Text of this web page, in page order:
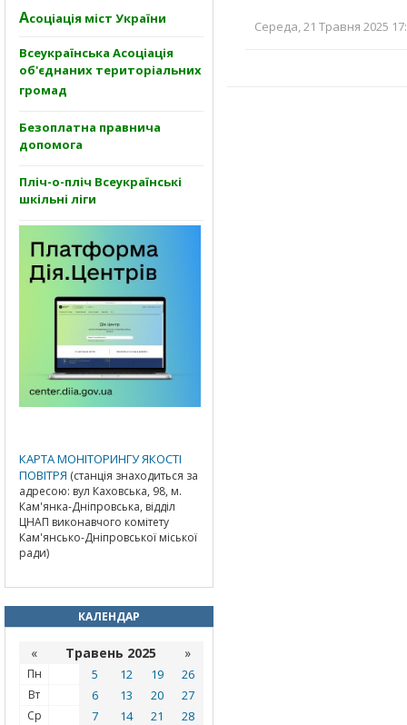
Асоціація міст України
Всеукраїнська Асоціація
об'єднаних територіальних
громад
Безоплатна правнича
допомога
Пліч-о-пліч Всеукраїнські
шкільні ліги
КАРТА МОНІТОРИНГУ ЯКОСТІ
ПОВІТРЯ (станція знаходиться за
адресою: вул Каховська, 98, м.
Кам'янка-Дніпровська, відділ
ЦНАП виконавчого комітету
Кам'янсько-Дніпровської міської
ради)
КАЛЕНДАР
« Травень 2025 »
Пн 5 12 19 26
Вт 6 13 20 27
Ср 7 14 21 28
Середа, 21 Травня 2025